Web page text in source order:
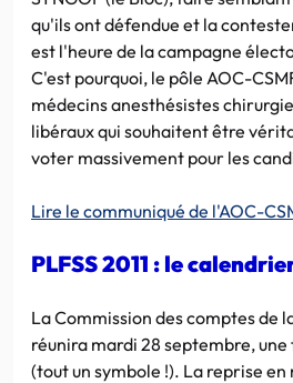
qu'ils ont défendue et la
est l'heure de la campagne
C'est pourquoi, le pôle AOC-
médecins anesthésistes
libéraux qui souhaitent être
voter massivement pour les
Lire le communiqué de l'AOC-
PLFSS 2011 : le
La Commission des comptes de
réunira mardi 28 septembre, une
(tout un symbole !). La reprise